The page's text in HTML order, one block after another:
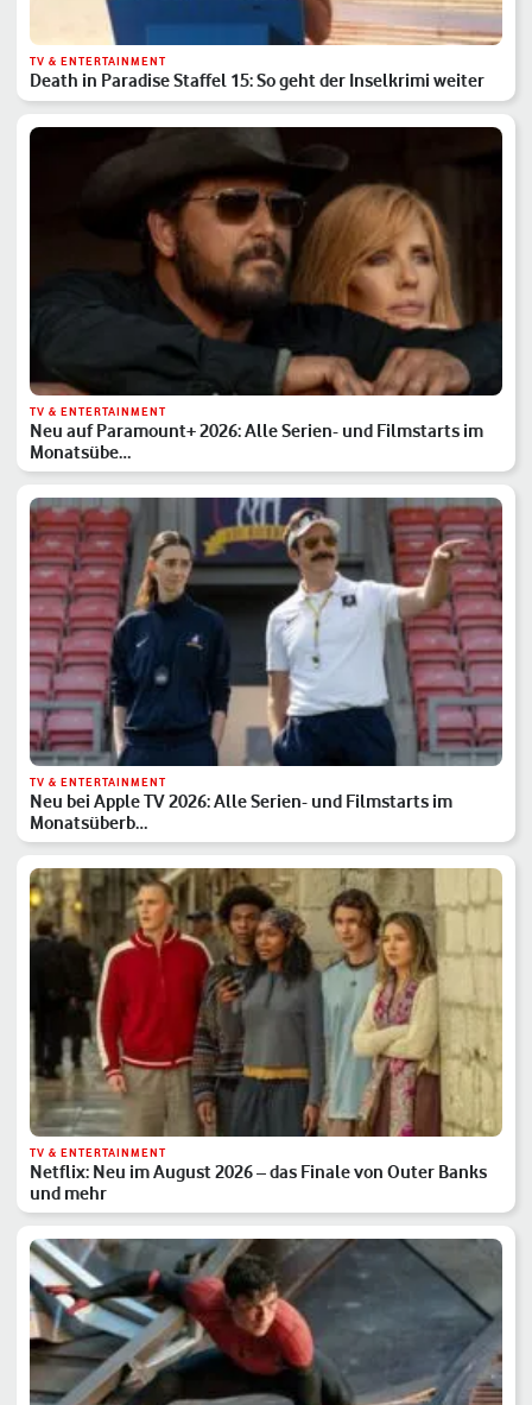
TV & ENTERTAINMENT
Death in Paradise Staffel 15: So geht der Inselkrimi weiter
TV & ENTERTAINMENT
Neu auf Paramount+ 2026: Alle Serien- und Filmstarts im
Monatsübe…
TV & ENTERTAINMENT
Neu bei Apple TV 2026: Alle Serien- und Filmstarts im
Monatsüberb…
TV & ENTERTAINMENT
Netflix: Neu im August 2026 – das Finale von Outer Banks
und mehr